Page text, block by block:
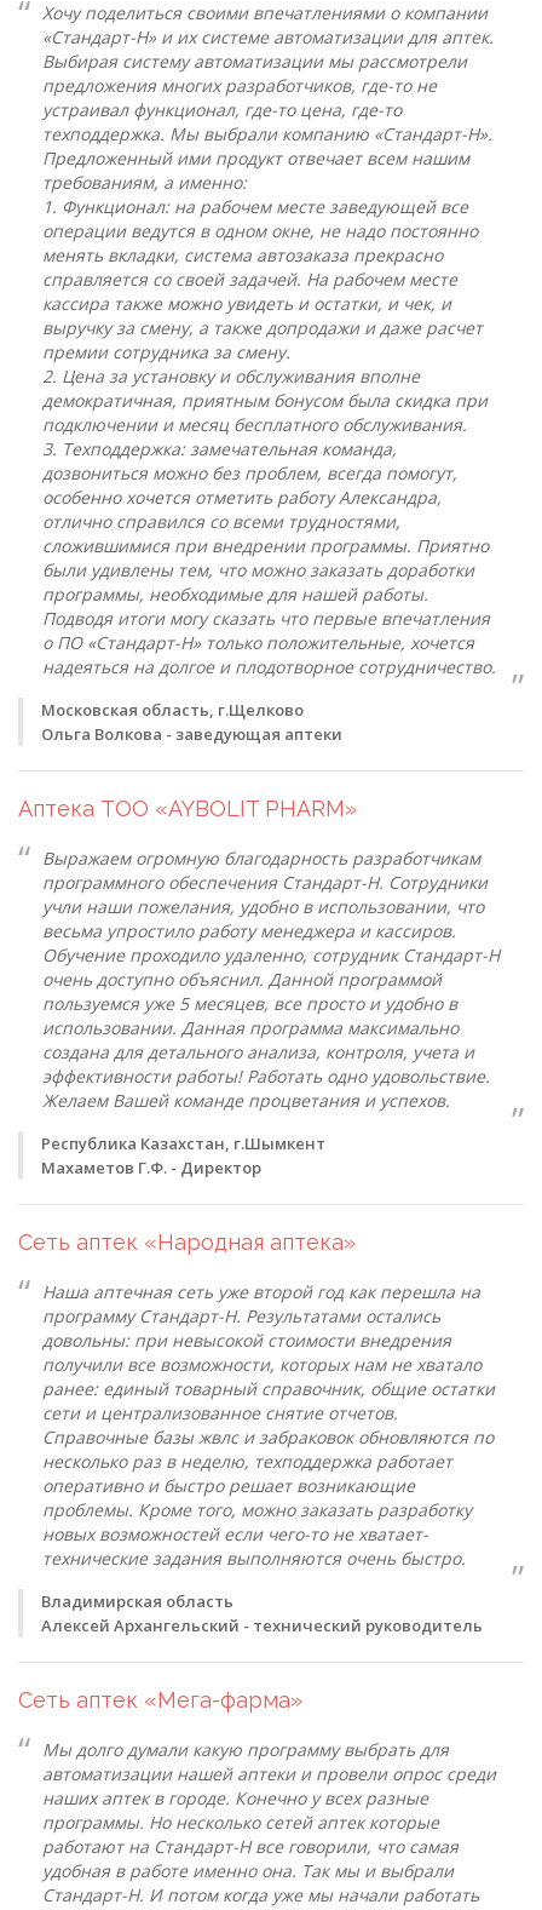
Хочу поделиться своими впечатлениями о компании
«Стандарт-Н» и их системе автоматизации для аптек.
Выбирая систему автоматизации мы рассмотрели
предложения многих разработчиков, где-то не
устраивал функционал, где-то цена, где-то
техподдержка. Мы выбрали компанию «Стандарт-Н».
Предложенный ими продукт отвечает всем нашим
требованиям, а именно:
1. Функционал: на рабочем месте заведующей все
операции ведутся в одном окне, не надо постоянно
менять вкладки, система автозаказа прекрасно
справляется со своей задачей. На рабочем месте
кассира также можно увидеть и остатки, и чек, и
выручку за смену, а также допродажи и даже расчет
премии сотрудника за смену.
2. Цена за установку и обслуживания вполне
демократичная, приятным бонусом была скидка при
подключении и месяц бесплатного обслуживания.
3. Техподдержка: замечательная команда,
дозвониться можно без проблем, всегда помогут,
особенно хочется отметить работу Александра,
отлично справился со всеми трудностями,
сложившимися при внедрении программы. Приятно
были удивлены тем, что можно заказать доработки
программы, необходимые для нашей работы.
Подводя итоги могу сказать что первые впечатления
о ПО «Стандарт-Н» только положительные, хочется
надеяться на долгое и плодотворное сотрудничество.
Московская область, г.Щелково
Ольга Волкова - заведующая аптеки
Аптека TOO «AYBOLIT PHARM»
Выражаем огромную благодарность разработчикам
программного обеспечения Стандарт-Н. Сотрудники
учли наши пожелания, удобно в использовании, что
весьма упростило работу менеджера и кассиров.
Обучение проходило удаленно, сотрудник Стандарт-Н
очень доступно объяснил. Данной программой
пользуемся уже 5 месяцев, все просто и удобно в
использовании. Данная программа максимально
создана для детального анализа, контроля, учета и
эффективности работы! Работать одно удовольствие.
Желаем Вашей команде процветания и успехов.
Республика Казахстан, г.Шымкент
Махаметов Г.Ф. - Директор
Сеть аптек «Народная аптека»
Наша аптечная сеть уже второй год как перешла на
программу Стандарт-Н. Результатами остались
довольны: при невысокой стоимости внедрения
получили все возможности, которых нам не хватало
ранее: единый товарный справочник, общие остатки
сети и централизованное снятие отчетов.
Справочные базы жвлс и забраковок обновляются по
несколько раз в неделю, техподдержка работает
оперативно и быстро решает возникающие
проблемы. Кроме того, можно заказать разработку
новых возможностей если чего-то не хватает-
технические задания выполняются очень быстро.
Владимирская область
Алексей Архангельский - технический руководитель
Сеть аптек «Мега-фарма»
Мы долго думали какую программу выбрать для
автоматизации нашей аптеки и провели опрос среди
наших аптек в городе. Конечно у всех разные
программы. Но несколько сетей аптек которые
работают на Стандарт-Н все говорили, что самая
удобная в работе именно она. Так мы и выбрали
Стандарт-Н. И потом когда уже мы начали работать